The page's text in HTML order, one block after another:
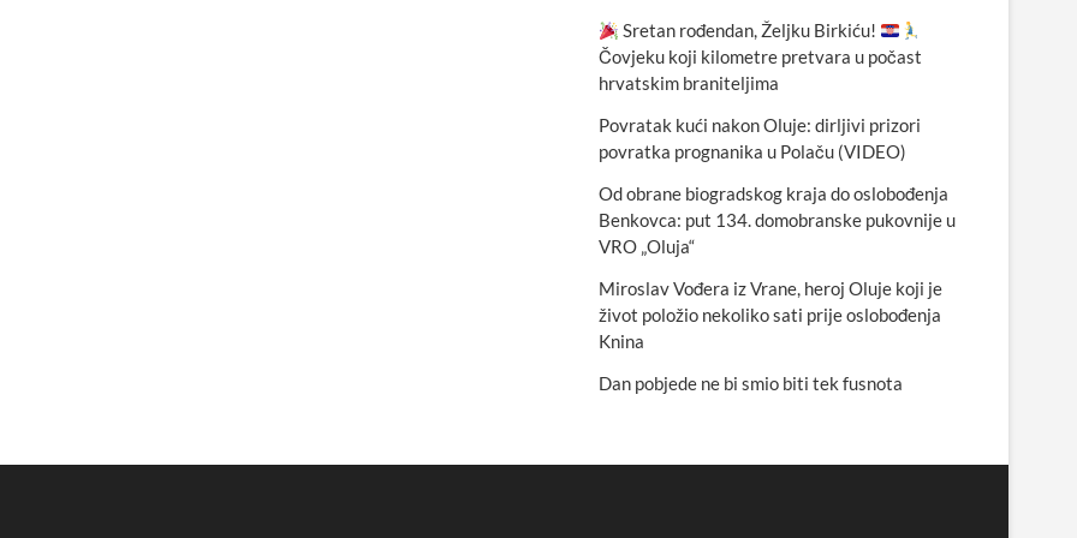
Sretan rođendan, Željku Birkiću!
Čovjeku koji kilometre pretvara u počast
hrvatskim braniteljima
Povratak kući nakon Oluje: dirljivi prizori
povratka prognanika u Polaču (VIDEO)
Od obrane biogradskog kraja do oslobođenja
Benkovca: put 134. domobranske pukovnije u
VRO „Oluja“
Miroslav Vođera iz Vrane, heroj Oluje koji je
život položio nekoliko sati prije oslobođenja
Knina
Dan pobjede ne bi smio biti tek fusnota